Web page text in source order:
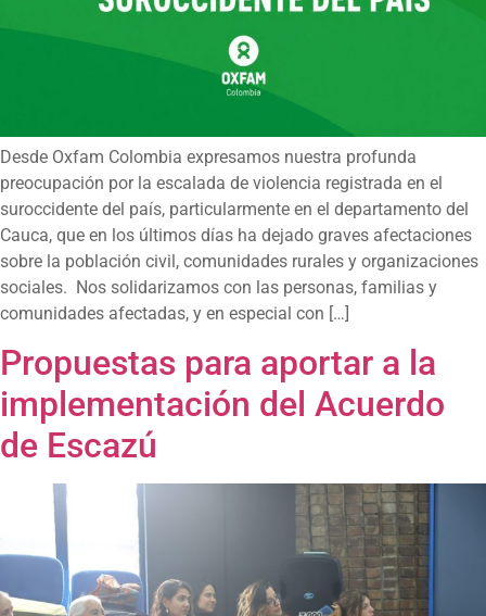
Desde Oxfam Colombia expresamos nuestra profunda
preocupación por la escalada de violencia registrada en el
suroccidente del país, particularmente en el departamento del
Cauca, que en los últimos días ha dejado graves afectaciones
sobre la población civil, comunidades rurales y organizaciones
sociales. Nos solidarizamos con las personas, familias y
comunidades afectadas, y en especial con […]
Propuestas para aportar a la
implementación del Acuerdo
de Escazú